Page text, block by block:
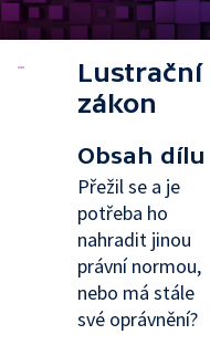
Lustrační
zákon
Obsah dílu
Přežil se a je
potřeba ho
nahradit jinou
právní normou,
nebo má stále
své oprávnění?